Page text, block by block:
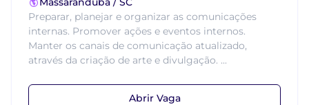
Preparar, planejar e organizar as comunicações
internas. Promover ações e eventos internos.
Manter os canais de comunicação atualizado,
através da criação de arte e divulgação. ...
Abrir Vaga